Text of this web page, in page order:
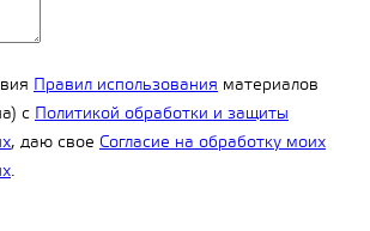
Правил использования материалов
с Политикой обработки и защиты
, даю свое Согласие на обработку моих
.